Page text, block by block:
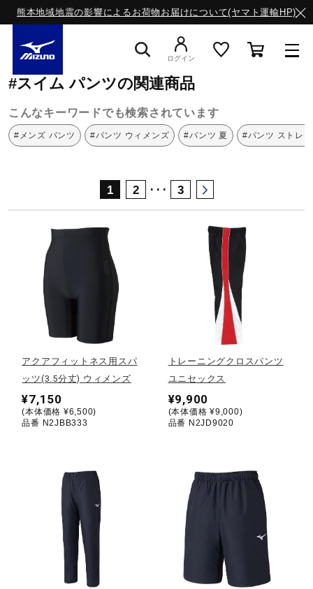
熊本地域地震の影響によるお荷物お届けについて(ヤマト運輸HP)
ライフスタイルウエア
ランニング
サッカー／フットサル
トレーニング
ゴルフ
バレーボール
テニス／ソフトテニス
ログイン
ミズノ公式オンライン
#スイム パンツの関連商品
こんなキーワードでも検索されています
#メンズ パンツ #パンツ ウィメンズ #パンツ 夏 #パンツ ストレ
1 2 ･･･ 3
アクアフィットネス用スパ
ッツ(3.5分丈) ウィメンズ
¥7,150
(本体価格 ¥6,500)
品番 N2JBB333
トレーニングクロスパンツ
ユニセックス
¥9,900
(本体価格 ¥9,000)
品番 N2JD9020